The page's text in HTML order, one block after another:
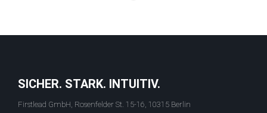
SICHER. STARK. INTUITIV.
Firstlead GmbH, Rosenfelder St. 15-16, 10315 Berlin